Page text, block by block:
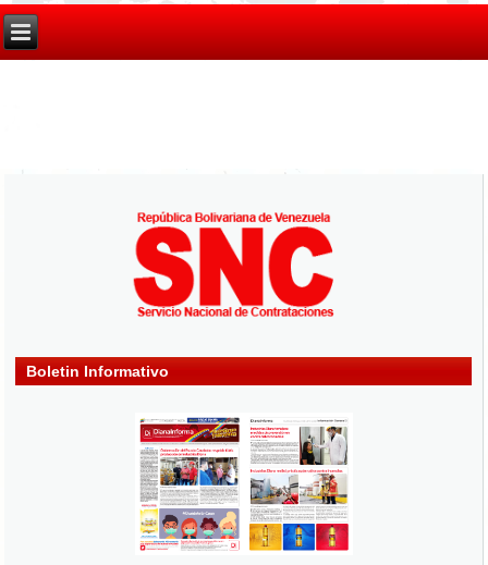
Boletin Informativo